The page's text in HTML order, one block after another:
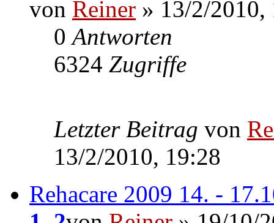
von Reiner » 13/2/2010,
0Antworten
6324 Zugriffe
Letzter Beitrag von
13/2/2010, 19:28
Rehacare 2009 14. -